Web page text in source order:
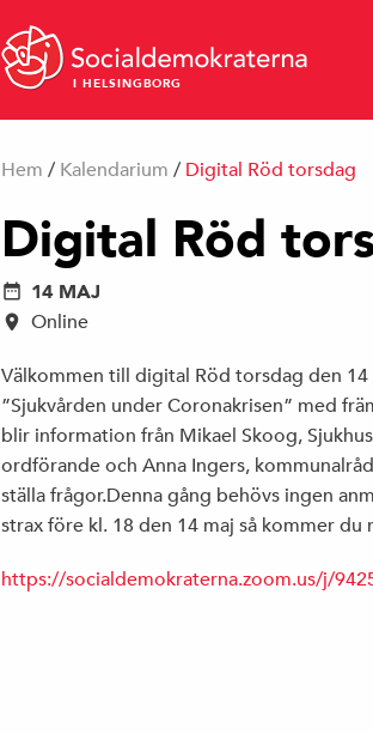
I HELSINGBORG
Hem / Kalendarium / Digital Röd torsdag
Digital Röd
14 MAJ
Online
Välkommen till digital Röd torsdag den
”Sjukvården under Coronakrisen” med
blir information från Mikael Skoog,
ordförande och Anna Ingers,
ställa frågor.Denna gång behövs ingen
strax före kl. 18 den 14 maj så kommer du
https://socialdemokraterna.zoom.us/j/